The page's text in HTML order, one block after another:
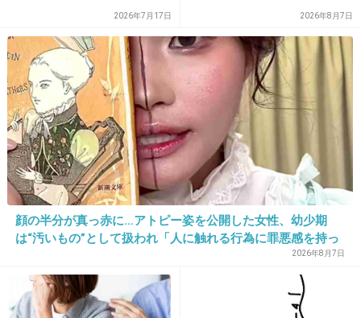
19. 匿名2013/04/25(木) 16:32:24
12時間もやったら絶対間延びするって。
+32
20. 匿名 2013/04/25(木) 16:32:38
出典：girlschannel.net
2026年7月17日 2026年8月7日
顔の半分が真っ赤に…アトピー姿を公開した女性、幼少期
は“汚いもの”として扱われ「人に触れる行為に罪悪感を持っ
2026年8月7日